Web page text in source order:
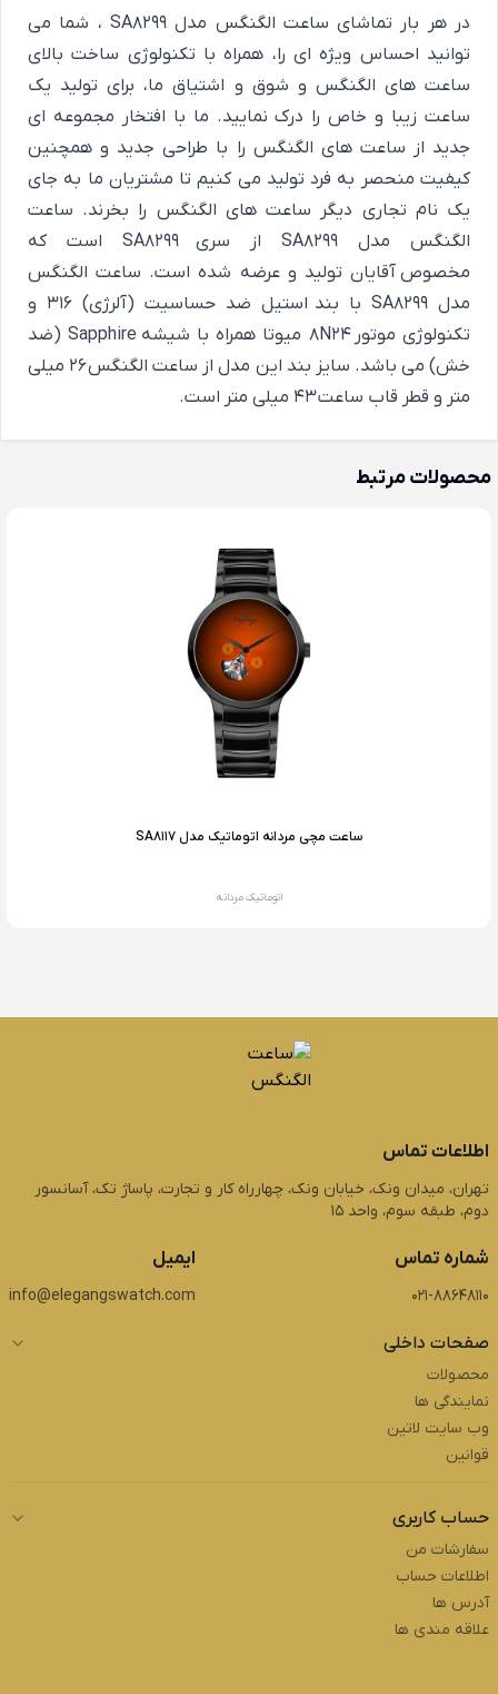
در هر بار تماشای ساعت الگنگس مدل SA8299 ، شما می
توانید احساس ویژه ای را، همراه با تکنولوژی ساخت بالای
ساعت های الگنگس و شوق و اشتیاق ما، برای تولید یک
ساعت زیبا و خاص را درک نمایید. ما با افتخار مجموعه ای
جدید از ساعت های الگنگس را با طراحی جدید و همچنین
کیفیت منحصر به فرد تولید می کنیم تا مشتریان ما به جای
یک نام تجاری دیگر ساعت های الگنگس را بخرند. ساعت
الگنگس مدل SA8299 از سری SA8299 است که
مخصوص آقایان تولید و عرضه شده است. ساعت الگنگس
مدل SA8299 با بند استیل ضد حساسیت (آلرژی) 316 و
تکنولوژی موتور 8N24 میوتا همراه با شیشه Sapphire (ضد
خش) می باشد. سایز بند این مدل از ساعت الگنگس 2۶ میلی
متر و قطر قاب ساعت ۴۳ میلی متر است.
محصولات مرتبط
ساعت مچی مردانه اتوماتیک مدل SA8117
اتوماتیک مردانه
اطلاعات تماس
تهران، میدان ونک، خیابان ونک، چهارراه کار و تجارت، پاساژ تک، آسانسور
دوم، طبقه سوم، واحد 15
شماره تماس
021-88648110
ایمیل
info@elegangswatch.com
صفحات داخلی
محصولات
نمایندگی ها
وب سایت لاتین
قوانین
حساب کاربری
سفارشات من
اطلاعات حساب
آدرس ها
علاقه مندی ها